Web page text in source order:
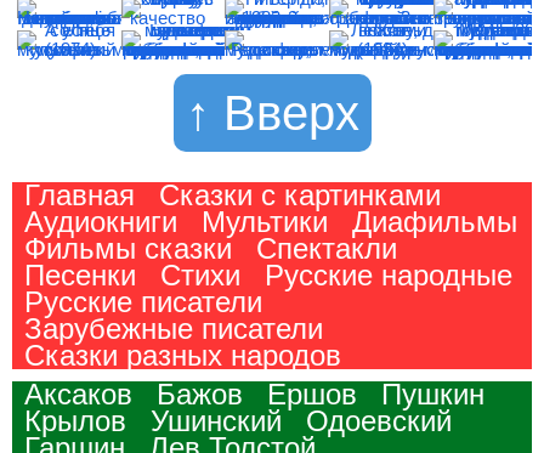
↑ Вверх
Главная
Сказки с картинками
Аудиокниги
Мультики
Диафильмы
Фильмы сказки
Спектакли
Песенки
Стихи
Русские народные
Русские писатели
Зарубежные писатели
Сказки разных народов
Аксаков
Бажов Ершов
Пушкин
Крылов
Ушинский
Одоевский